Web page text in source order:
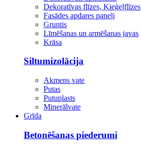
Dekoratīvas flīzes, Ķieģeļflīzes
Fasādes apdares paneļi
Gruntis
Līmēšanas un armēšanas javas
Krāsa
Siltumizolācija
Akmens vate
Putas
Putuplasts
Minerālvate
Grīda
Betonēšanas piederumi